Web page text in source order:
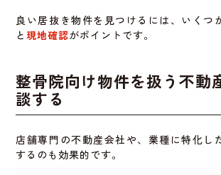
その際、誰がどの範囲の設備の所有権を
務があるかなど、
ます。
不動産会社や専門家と一緒に、契約内容
しょう。
あとで「こんなはずじゃなかった」と
も、事前の確認はとても重要です。
小規模な工事でもイメージアップは可能
次第で魅力的な整骨院になります。
も広がります。
地域のニーズを調べてター
良い居抜き物件を見つけるには、いくつ
と現地確認がポイントです。
整骨院向け物件を扱う不動
談する
店舗専門の不動産会社や、業種に特化し
するのも効果的です。